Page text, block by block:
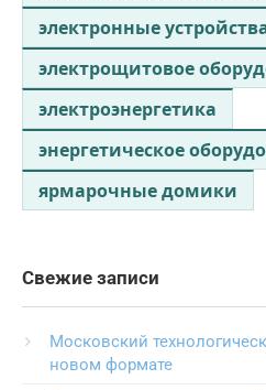
электронные
электрощитовое
электроэнергетика
энергетическое
ярмарочные домики
Свежие записи
Московский
новом формате